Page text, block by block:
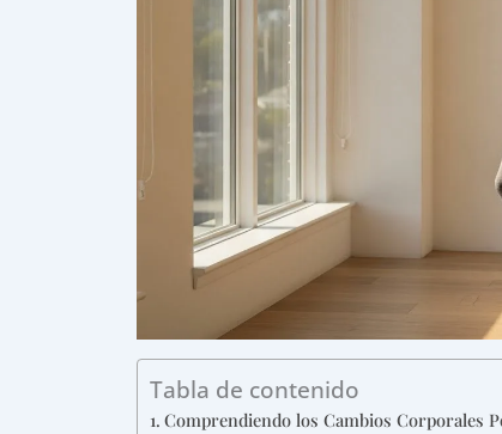
Tabla de contenido
Comprendiendo los Cambios Corporales